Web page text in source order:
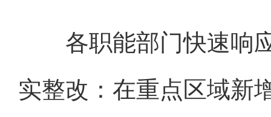
各职能部门快速响应
实整改：在重点区域新